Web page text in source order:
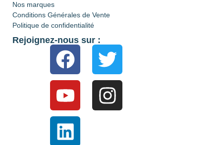
Nos marques
Conditions Générales de Vente
Politique de confidentialité
Rejoignez-nous sur :